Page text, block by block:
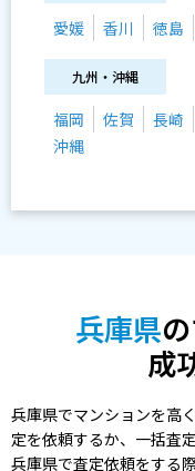
愛媛 香川 徳島
九州・沖縄
福岡 佐賀 長崎
沖縄
兵庫県
成
兵庫県でマンションを高
定を依頼するか、一括査
兵庫県で査定依頼をする